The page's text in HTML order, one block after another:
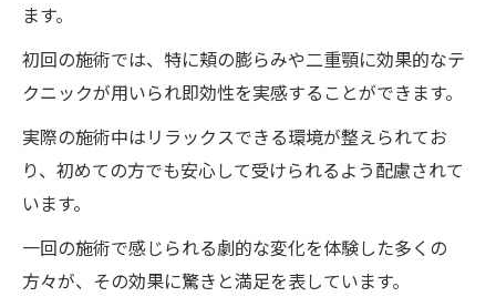
ます。
初回の施術では、特に頬の膨らみや二重顎に効果的なテ
クニックが用いられ即効性を実感することができます。
実際の施術中はリラックスできる環境が整えられてお
り、初めての方でも安心して受けられるよう配慮されて
います。
一回の施術で感じられる劇的な変化を体験した多くの
方々が、その効果に驚きと満足を表しています。